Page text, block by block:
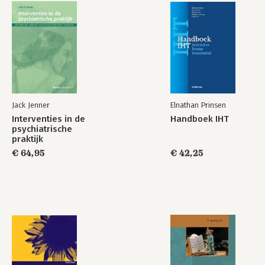
Michael White schreef verschillende boeken over narratieve
therapie en was directeur van het Dulwich Centre in Adelaide,
Australië. Narratieve therapie in de praktijk is niet alleen zijn
magnum opus, het is ook zijn laatste boek. Hij overleed in april
2008.
Jack Jenner
Interventies in de
psychiatrische
praktijk
€ 64,95
Elnathan Prinsen
Handboek IHT
€ 42,25